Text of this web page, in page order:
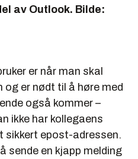
av Outlook. Bilde:
er når man skal
er nødt til å høre med
også kommer –
ikke har kollegaens
sikkert epost-adressen.
sende en kjapp melding